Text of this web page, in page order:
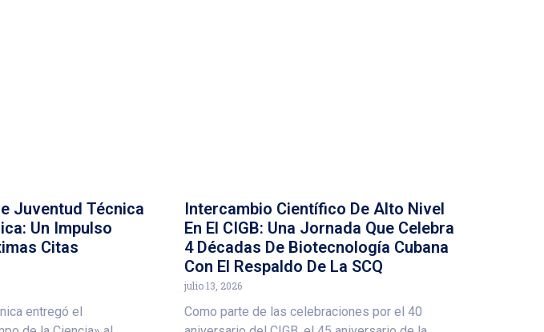
Juventud Técnica
Un Impulso
Citas
entregó el
Intercambio Científico De Alto Nivel
En El CIGB: Una Jornada Que Celebra
4 Décadas De Biotecnología Cubana
Con El Respaldo De La SCQ
julio 13, 2026
Como parte de las celebraciones por el 40